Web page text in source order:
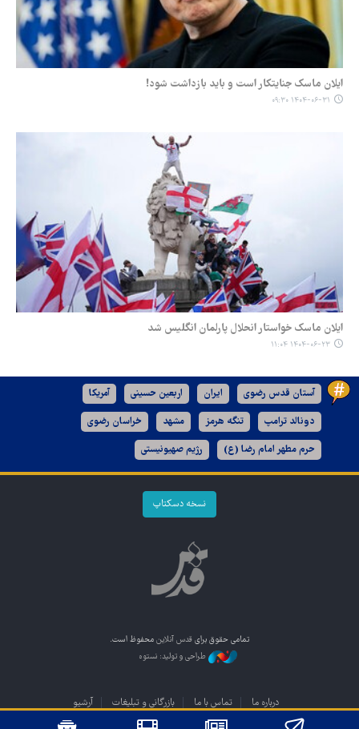
ایلان ماسک جنایتکار است و باید بازداشت شود!
۱۴۰۴-۰۶-۳۱ ۰۹:۳۰
ایلان ماسک خواستار انحلال پارلمان انگلیس شد
۱۴۰۴-۰۶-۲۳ ۱۱:۰۴
آستان قدس رضوی ایران اربعین حسینی آمریکا
دونالد ترامپ تنگه هرمز مشهد خراسان رضوی
حرم مطهر امام رضا (ع) رژیم صهیونیستی
نسخه دسکتاپ
تمامی حقوق برای قدس آنلاین محفوظ است.
طراحی و تولید: نستوه
درباره ما تماس با ما بازرگانی و تبلیغات آرشیو